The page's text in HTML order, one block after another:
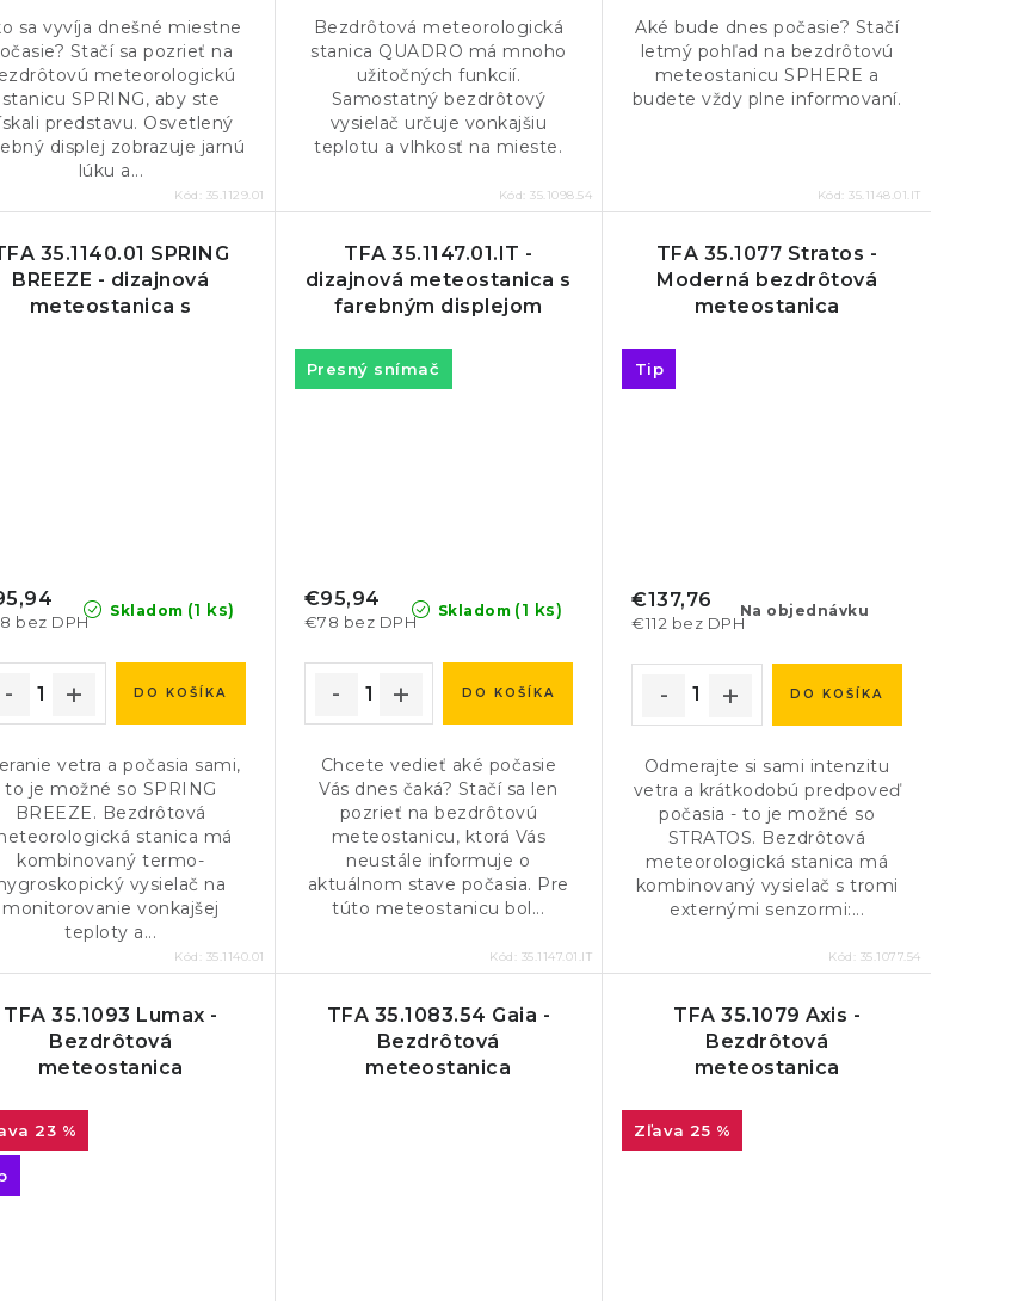
o
v
sa vyvíja dnešné miestne
Stačí sa pozrieť na
meteorologickú
stanicu SPRING, aby ste
predstavu. Osvetlený
displej zobrazuje jarnú
lúku a...
Kód: 35.1129.01
Bezdrôtová meteorologická
stanica QUADRO má mnoho
užitočných funkcií.
Samostatný bezdrôtový
vysielač určuje vonkajšiu
teplotu a vlhkosť na mieste.
Kód:35.1098.54
Aké bude dnes počasie? Stačí
letmý pohľad na bezdrôtovú
meteostanicu SPHERE a
budete vždy plne informovaní.
Kód:35.1148.01.IT
35.1140.01 SPRING
BREEZE - dizajnová
meteostanica s
Skladom (1 ks)
bez DPH
DO KOŠÍKA
vetra a počasia sami,
to je možné so SPRING
BREEZE. Bezdrôtová
stanica má
kombinovaný termo-
vysielač na
monitorovanie vonkajšej
teploty a...
Kód: 35.1140.01
TFA 35.1147.01.IT -
dizajnová meteostanica s
farebným displejom
Presný snímač
Skladom (1 ks)
€78 bez DPH
€95,94
DO KOŠÍKA
Chcete vedieť aké počasie
Vás dnes čaká? Stačí sa len
pozrieť na bezdrôtovú
meteostanicu, ktorá Vás
neustále informuje o
aktuálnom stave počasia. Pre
túto meteostanicu bol...
Kód: 35.1147.01.IT
TFA 35.1077 Stratos -
Moderná bezdrôtová
meteostanica
Tip
Na objednávku
€112 bez DPH
€137,76
DO KOŠÍKA
Odmerajte si sami intenzitu
vetra a krátkodobú predpoveď
počasia - to je možné so
STRATOS. Bezdrôtová
meteorologická stanica má
kombinovaný vysielač s tromi
externými senzormi:...
Kód: 35.1077.54
TFA 35.1093 Lumax -
Bezdrôtová
meteostanica
23 %
TFA 35.1083.54 Gaia -
Bezdrôtová
meteostanica
TFA 35.1079 Axis -
Bezdrôtová
meteostanica
25 %